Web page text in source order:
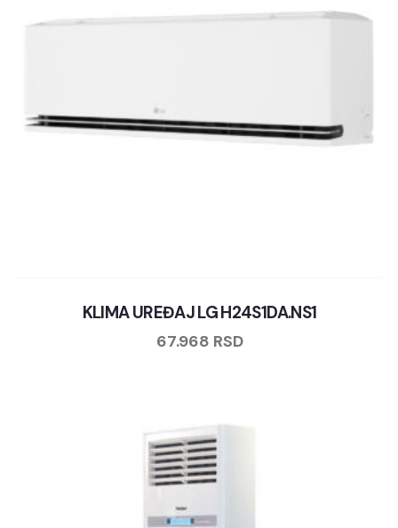
KLIMA UREĐAJ LG H24S1DA.NS1
67.968 RSD